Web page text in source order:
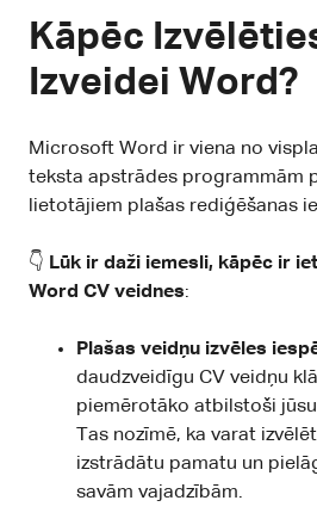
Kāpēc
Izveidei Word?
Microsoft Word ir viena no
teksta apstrādes programmām
lietotājiem plašas rediģēšanas
👇 Lūk ir daži iemesli, kāpēc ir
Word CV veidnes:
Plašas veidņu izvēles
daudzveidīgu CV veidņu
piemērotāko atbilstoši
Tas nozīmē, ka varat
izstrādātu pamatu un
savām vajadzībām.